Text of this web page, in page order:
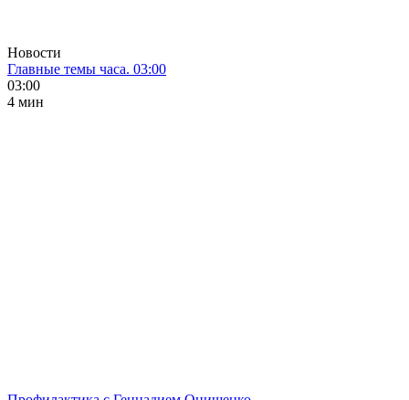
Новости
Главные темы часа. 03:00
03:00
4 мин